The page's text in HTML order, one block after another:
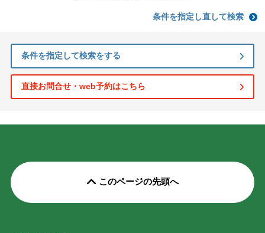
条件を指定し直して検索
条件を指定して検索をする
直接お問合せ・web予約はこちら
このページの先頭へ